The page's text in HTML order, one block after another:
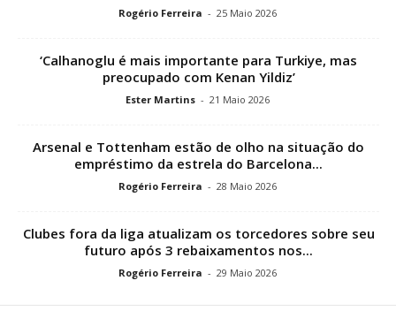
Rogério Ferreira - 25 Maio 2026
‘Calhanoglu é mais importante para Turkiye, mas
preocupado com Kenan Yildiz’
Ester Martins - 21 Maio 2026
Arsenal e Tottenham estão de olho na situação do
empréstimo da estrela do Barcelona...
Rogério Ferreira - 28 Maio 2026
Clubes fora da liga atualizam os torcedores sobre seu
futuro após 3 rebaixamentos nos...
Rogério Ferreira - 29 Maio 2026